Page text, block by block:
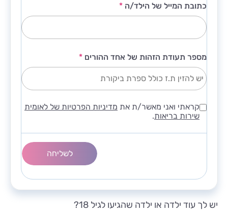
כתובת המייל של הילד/ה *
מספר תעודת הזהות של אחד ההורים *
קראתי ואני מאשר/ת את מדיניות הפרטיות של לאומית
שירות בריאות.
יש לך עוד ילדה או ילדה שהגיעו לגיל 18?